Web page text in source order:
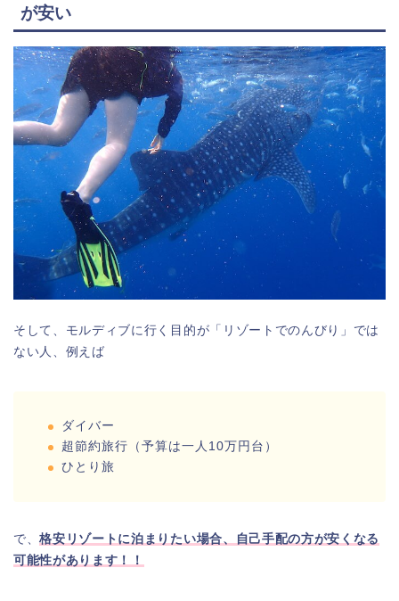
が安い
そして、モルディブに行く目的が「リゾートでのんびり」では
ない人、例えば
ダイバー
超節約旅行（予算は一人10万円台）
ひとり旅
で、格安リゾートに泊まりたい場合、自己手配の方が安くなる
可能性があります！！